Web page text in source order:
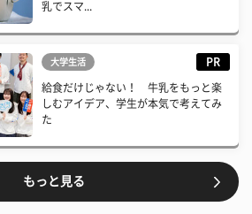
乳でスマ...
大学生活 PR
給食だけじゃない！ 牛乳をもっと楽
しむアイデア、学生が本気で考えてみ
た
もっと見る